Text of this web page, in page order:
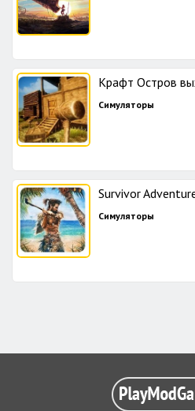
Крафт Остров
Симуляторы
Survivor
Симуляторы